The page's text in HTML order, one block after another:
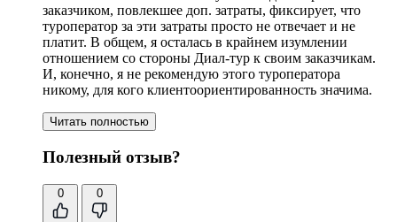
заказчиком, повлекшее доп. затраты, фиксирует, что
туроператор за эти затраты просто не отвечает и не
платит. В общем, я осталась в крайнем изумлении
отношением со стороны Диал-тур к своим заказчикам.
И, конечно, я не рекомендую этого туроператора
никому, для кого клиентоориентированность значима.
Читать полностью
Полезный отзыв?
0 0